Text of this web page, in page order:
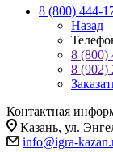
8 (800) 444-
Назад
8 (800)
8 (902)
Контактная
Казань, ул.
info@igra-